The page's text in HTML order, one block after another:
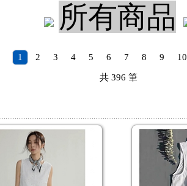
所有商品
1 2 3 4 5 6 7 8 9 10
共 396筆